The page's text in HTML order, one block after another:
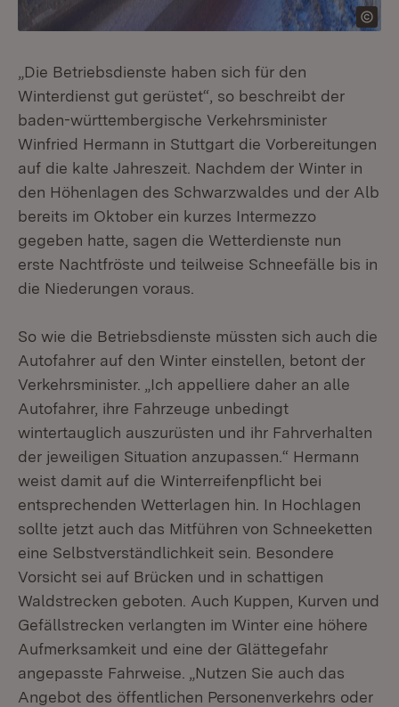
„Die Betriebsdienste haben sich für den
Winterdienst gut gerüstet“, so beschreibt der
baden-württembergische Verkehrsminister
Winfried Hermann in Stuttgart die Vorbereitungen
auf die kalte Jahreszeit. Nachdem der Winter in
den Höhenlagen des Schwarzwaldes und der Alb
bereits im Oktober ein kurzes Intermezzo
gegeben hatte, sagen die Wetterdienste nun
erste Nachtfröste und teilweise Schneefälle bis in
die Niederungen voraus.
So wie die Betriebsdienste müssten sich auch die
Autofahrer auf den Winter einstellen, betont der
Verkehrsminister. „Ich appelliere daher an alle
Autofahrer, ihre Fahrzeuge unbedingt
wintertauglich auszurüsten und ihr Fahrverhalten
der jeweiligen Situation anzupassen.“ Hermann
weist damit auf die Winterreifenpflicht bei
entsprechenden Wetterlagen hin. In Hochlagen
sollte jetzt auch das Mitführen von Schneeketten
eine Selbstverständlichkeit sein. Besondere
Vorsicht sei auf Brücken und in schattigen
Waldstrecken geboten. Auch Kuppen, Kurven und
Gefällstrecken verlangten im Winter eine höhere
Aufmerksamkeit und eine der Glättegefahr
angepasste Fahrweise. „Nutzen Sie auch das
Angebot des öffentlichen Personenverkehrs oder